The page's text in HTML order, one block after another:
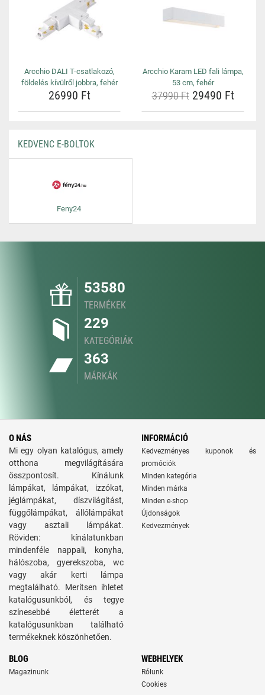
Arcchio DALI T-csatlakozó,
földelés kívülről jobbra, fehér
26990 Ft
Arcchio Karam LED fali lámpa,
53 cm, fehér
37990 Ft29490 Ft
KEDVENC E-BOLTOK
Feny24
53580
TERMÉKEK
229
KATEGÓRIÁK
363
MÁRKÁK
O NÁS
Mi egy olyan katalógus, amely
otthona megvilágítására
összpontosít. Kínálunk
lámpákat, lámpákat, izzókat,
jéglámpákat, díszvilágítást,
függőlámpákat, állólámpákat
vagy asztali lámpákat.
Röviden: kínálatunkban
mindenféle nappali, konyha,
hálószoba, gyerekszoba, wc
vagy akár kerti lámpa
megtalálható. Merítsen ihletet
katalógusunkból, és tegye
színesebbé életterét a
katalógusunkban található
termékeknek köszönhetően.
INFORMÁCIÓ
Kedvezményes kuponok és
promóciók
Minden kategória
Minden márka
Minden e-shop
Újdonságok
Kedvezmények
BLOG
Magazinunk
WEBHELYEK
Rólunk
Cookies